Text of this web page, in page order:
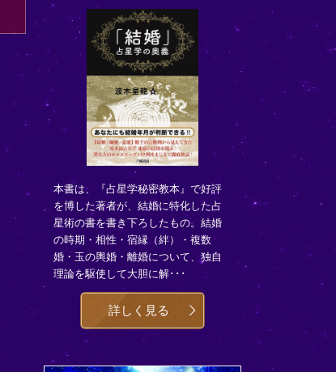
本書は、『占星学秘密教本』で好評
を博した著者が、結婚に特化した占
星術の書を書き下ろしたもの。結婚
の時期・相性・宿縁（絆）・複数
婚・玉の輿婚・離婚について、独自
理論を駆使して大胆に解･･･
詳しく見る